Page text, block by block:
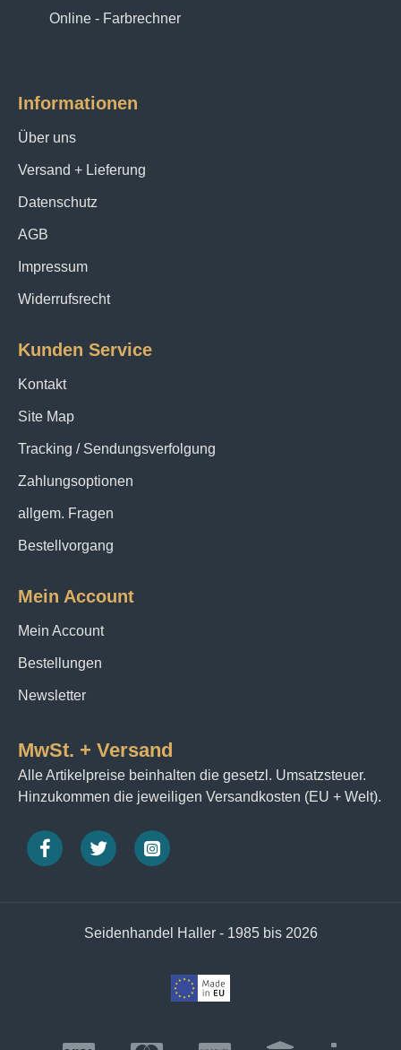
Online - Farbrechner
Informationen
Über uns
Versand + Lieferung
Datenschutz
AGB
Impressum
Widerrufsrecht
Kunden Service
Kontakt
Site Map
Tracking / Sendungsverfolgung
Zahlungsoptionen
allgem. Fragen
Bestellvorgang
Mein Account
Mein Account
Bestellungen
Newsletter
MwSt. + Versand
Alle Artikelpreise beinhalten die gesetzl. Umsatzsteuer.
Hinzukommen die jeweiligen Versandkosten (EU + Welt).
Seidenhandel Haller - 1985 bis 2026